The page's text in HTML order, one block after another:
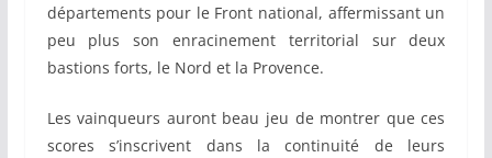
départements pour le Front national, affermissant un
peu plus son enracinement territorial sur deux
bastions forts, le Nord et la Provence.
Les vainqueurs auront beau jeu de montrer que ces
scores s’inscrivent dans la continuité de leurs